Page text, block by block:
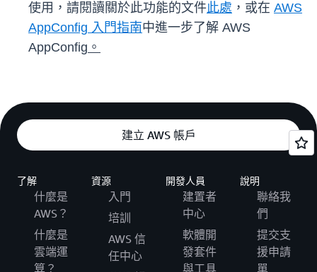
使用，請閱讀關於此功能的文件此處 ，或在 AWS
AppConfig 入門指南中進一步了解 AWS
AppConfig 。
建立 AWS 帳戶
了解
什麼是
AWS？
什麼是
雲端運
算？
資源
入門
培訓
AWS 信
任中心
開發人員
建置者
中心
軟體開
發套件
與工具
說明
聯絡我
們
提交支
援申請
單